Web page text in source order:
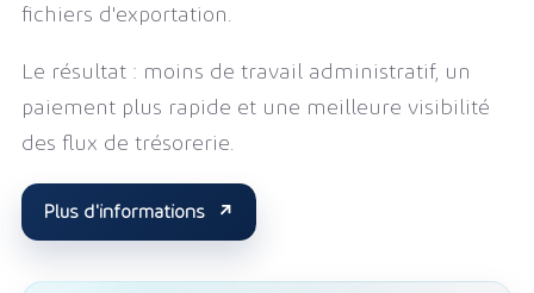
fichiers d'exportation.
Le résultat : moins de travail administratif, un
paiement plus rapide et une meilleure visibilité
des flux de trésorerie.
Plus d'informations